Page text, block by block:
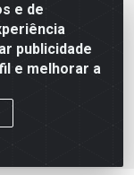
e de
publicidade
e melhorar a
Norte), Alameda
77.006-540 -